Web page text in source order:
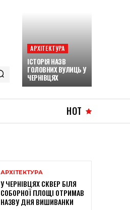
АРХІТЕКТУРА
ІСТОРІЯ НАЗВ
ГОЛОВНИХ ВУЛИЦЬ У
ЧЕРНІВЦЯХ
HOT
АРХІТЕКТУРА
У ЧЕРНІВЦЯХ СКВЕР БІЛЯ
СОБОРНОЇ ПЛОЩІ ОТРИМАВ
НАЗВУ ДНЯ ВИШИВАНКИ